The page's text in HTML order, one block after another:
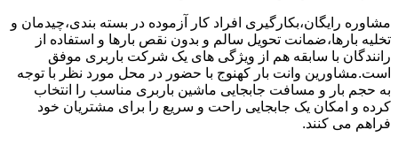
مشاوره رایگان،بکارگیری افراد کار آزموده در بسته بندی،چیدمان و
تخلیه بارها،ضمانت تحویل سالم و بدون نقص بارها و استفاده از
رانندگان با سابقه هم از ویژگی های یک شرکت باربری موفق
است.مشاورین وانت بار کهنوج با حضور در محل مورد نظر با توجه
به حجم بار و مسافت جابجایی ماشین باربری مناسب را انتخاب
کرده و امکان یک جابجایی راحت و سریع را برای مشتریان خود
فراهم می کنند.